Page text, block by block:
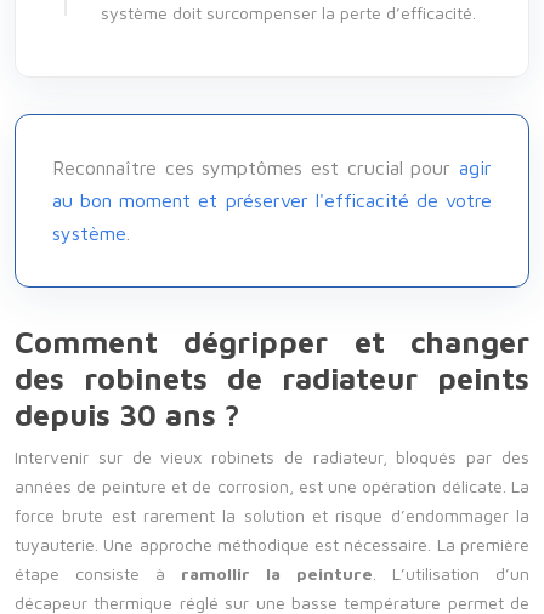
système doit surcompenser la perte d’efficacité.
Reconnaître ces symptômes est crucial pour agir
au bon moment et préserver l'efficacité de votre
système
Comment dégripper et changer
des robinets de radiateur peints
depuis 30 ans ?
Intervenir sur de vieux robinets de radiateur, bloqués par des
années de peinture et de corrosion, est une opération délicate. La
force brute est rarement la solution et risque d’endommager la
tuyauterie. Une approche méthodique est nécessaire. La première
étape consiste à ramollir la peinture . L’utilisation d’un
décapeur thermique réglé sur une basse température permet de